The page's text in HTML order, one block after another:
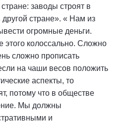
заводы строят в
другой стране». « Нам из
огромные деньги.
этого колоссально. Сложно
сложно прописать
на чаши весов положить
аспекты, то
потому что в обществе
Мы должны
и